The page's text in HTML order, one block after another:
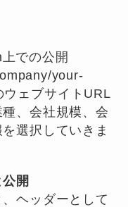
での公開
your-
ェブサイトURL
、会社規模、会
選択していきま
開
ヘッダーとして